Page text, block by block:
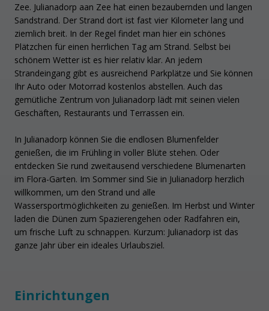
Zee. Julianadorp aan Zee hat einen bezaubernden und langen
Sandstrand. Der Strand dort ist fast vier Kilometer lang und
ziemlich breit. In der Regel findet man hier ein schönes
Plätzchen für einen herrlichen Tag am Strand. Selbst bei
schönem Wetter ist es hier relativ klar. An jedem
Strandeingang gibt es ausreichend Parkplätze und Sie können
Ihr Auto oder Motorrad kostenlos abstellen. Auch das
gemütliche Zentrum von Julianadorp lädt mit seinen vielen
Geschäften, Restaurants und Terrassen ein.
In Julianadorp können Sie die endlosen Blumenfelder
genießen, die im Frühling in voller Blüte stehen. Oder
entdecken Sie rund zweitausend verschiedene Blumenarten
im Flora-Garten. Im Sommer sind Sie in Julianadorp herzlich
willkommen, um den Strand und alle
Wassersportmöglichkeiten zu genießen. Im Herbst und Winter
laden die Dünen zum Spazierengehen oder Radfahren ein,
um frische Luft zu schnappen. Kurzum: Julianadorp ist das
ganze Jahr über ein ideales Urlaubsziel.
Einrichtungen